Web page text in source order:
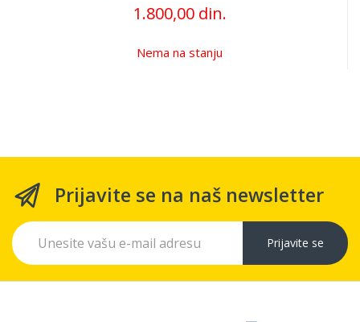
1.800,00 din.
Nema na stanju
Prijavite se na naš newsletter
Prijavite se